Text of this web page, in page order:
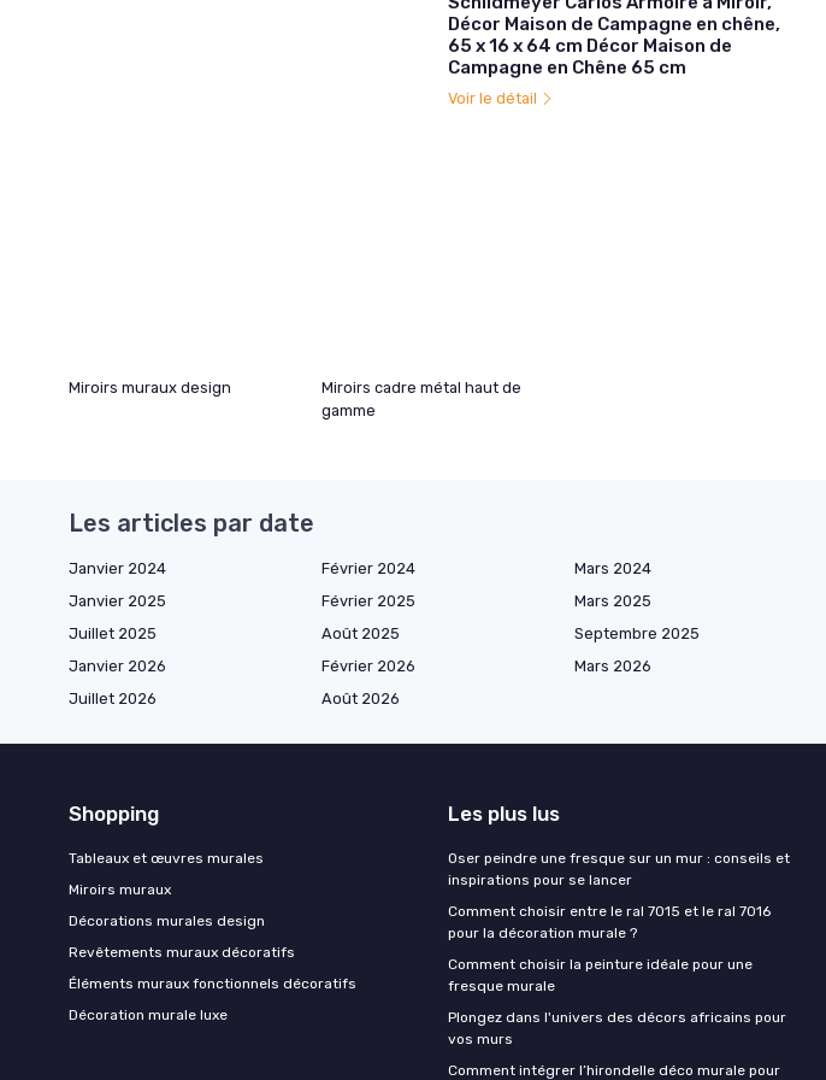
Décor Maison de Campagne en chêne,
65 x 16 x 64 cm Décor Maison de
Campagne en Chêne 65 cm
Voir le détail
Miroirs muraux design
Miroirs cadre métal haut de
gamme
Les articles par date
Janvier 2024 Février 2024 Mars 2024
Janvier 2025
Février 2025 Mars 2025
Juillet 2025
Août 2025 Septembre 2025
Janvier 2026
Février 2026 Mars 2026
Juillet 2026
Août 2026
Shopping
Tableaux et œuvres murales
Miroirs muraux
Décorations murales design
Revêtements muraux décoratifs
Éléments muraux fonctionnels décoratifs
Décoration murale luxe
Les plus lus
Oser peindre une fresque sur un mur : conseils et
inspirations pour se lancer
Comment choisir entre le ral 7015 et le ral 7016
pour la décoration murale ?
Comment choisir la peinture idéale pour une
fresque murale
Plongez dans l'univers des décors africains pour
vos murs
Comment intégrer l’hirondelle déco murale pour